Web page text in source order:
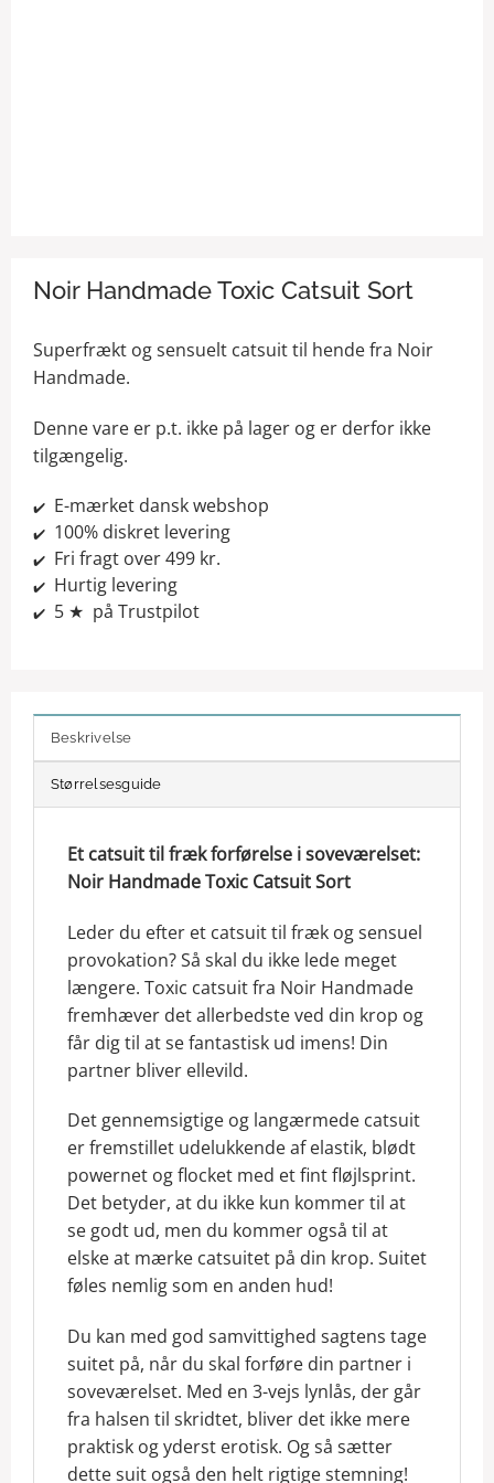
Noir Handmade Toxic Catsuit Sort
Superfrækt og sensuelt catsuit til hende fra Noir
Handmade.
Denne vare er p.t. ikke på lager og er derfor ikke
tilgængelig.
✔️E-mærket dansk webshop
✔️100% diskret levering
✔️Fri fragt over 499 kr.
✔️Hurtig levering
✔️5 ★ på Trustpilot
Beskrivelse
Størrelsesguide
Et catsuit til fræk forførelse i soveværelset:
Noir Handmade Toxic Catsuit Sort
Leder du efter et catsuit til fræk og sensuel
provokation? Så skal du ikke lede meget
længere. Toxic catsuit fra Noir Handmade
fremhæver det allerbedste ved din krop og
får dig til at se fantastisk ud imens! Din
partner bliver ellevild.
Det gennemsigtige og langærmede catsuit
er fremstillet udelukkende af elastik, blødt
powernet og flocket med et fint fløjlsprint.
Det betyder, at du ikke kun kommer til at
se godt ud, men du kommer også til at
elske at mærke catsuitet på din krop. Suitet
føles nemlig som en anden hud!
Du kan med god samvittighed sagtens tage
suitet på, når du skal forføre din partner i
soveværelset. Med en 3-vejs lynlås, der går
fra halsen til skridtet, bliver det ikke mere
praktisk og yderst erotisk. Og så sætter
dette suit også den helt rigtige stemning!